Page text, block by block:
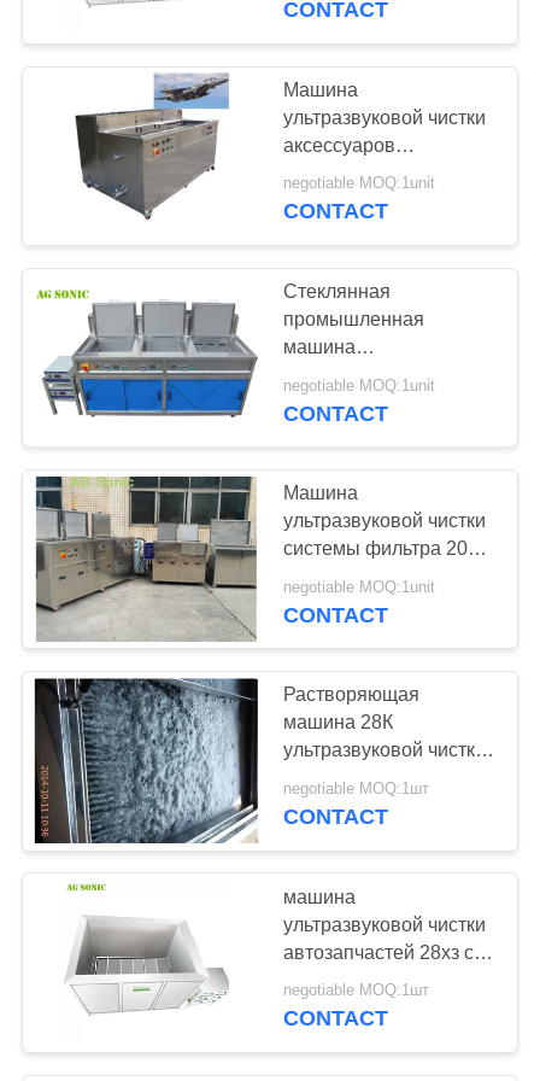
CONTACT
Машина
ультразвуковой чистки
аксессуаров
воздушных судн
промышленная для
negotiable MOQ:1unit
CONTACT
Стеклянная
промышленная
машина
ультразвуковой
очистки умирает
прессформы
прессформ
negotiable MOQ:1unit
CONTACT
Машина
ультразвуковой чистки
системы фильтра 2000
литров для радиаторов
корабля
negotiable MOQ:1unit
CONTACT
Растворяющая
машина 28К
ультразвуковой чистки
головки цилиндра с
маслом снимая
negotiable MOQ:1шт
CONTACT
машина
ультразвуковой чистки
автозапчастей 28хз с
отдельной коробкой
датчика легкой для
negotiable MOQ:1шт
CONTACT